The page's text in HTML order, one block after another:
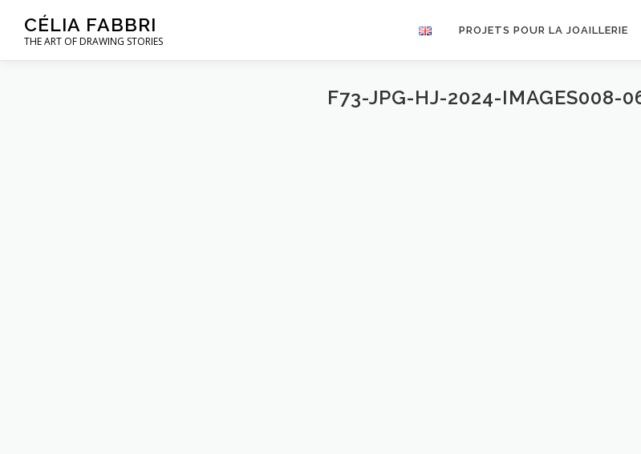
contenu
CÉLIA FABBRI
THE ART OF DRAWING STORIES
PROJETS POUR LA JOAILLERIE
F73-JPG-HJ-2024-IMAGES008-